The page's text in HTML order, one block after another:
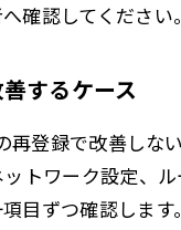
確認してください。
するケース
再登録で改善しな
トワーク設定、
目ずつ確認します。